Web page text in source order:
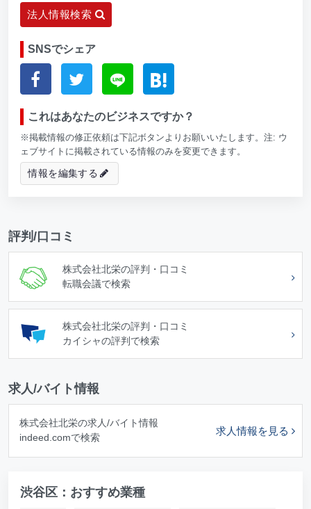
法人情報検索
SNSでシェア
これはあなたのビジネスですか？
※掲載情報の修正依頼は下記ボタンよりお願いいたします。注: ウ
ェブサイトに掲載されている情報のみを変更できます。
情報を編集する
評判/口コミ
株式会社北栄の評判・口コミ
転職会議で検索
株式会社北栄の評判・口コミ
カイシャの評判で検索
求人/バイト情報
株式会社北栄の求人/バイト情報
indeed.comで検索
求人情報を見る
渋谷区：おすすめ業種